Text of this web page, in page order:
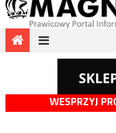
WESPRZYJ